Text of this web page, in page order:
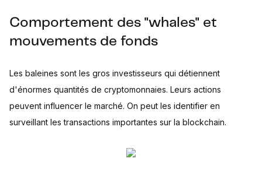
Comportement des "whales" et
mouvements de fonds
Les baleines sont les gros investisseurs qui détiennent
d'énormes quantités de cryptomonnaies. Leurs actions
peuvent influencer le marché. On peut les identifier en
surveillant les transactions importantes sur la blockchain.